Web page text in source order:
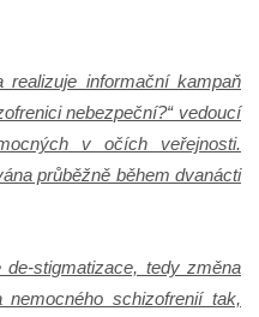
realizuje informační kampaň
nebezpeční?“ vedoucí
v očích veřejnosti.
průběžně během dvanácti
stigmatizace, tedy změna
schizofrenií tak,